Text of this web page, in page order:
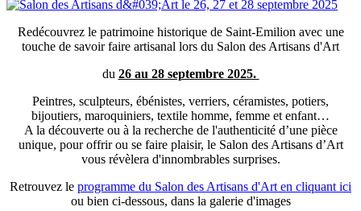
Redécouvrez le patrimoine historique de Saint-Emilion avec une
touche de savoir faire artisanal lors du Salon des Artisans d'Art
du 26 au 28 septembre 2025.
Peintres, sculpteurs, ébénistes, verriers, céramistes, potiers,
bijoutiers, maroquiniers, textile homme, femme et enfant…
A la découverte ou à la recherche de l'authenticité d’une pièce
unique, pour offrir ou se faire plaisir, le Salon des Artisans d’Art
vous révèlera d'innombrables surprises.
Retrouvez le programme du Salon des Artisans d'Art en cliquant ici
ou bien ci-dessous, dans la galerie d'images